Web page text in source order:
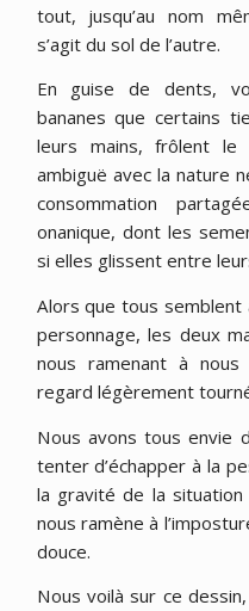
tout, jusqu’au nom
s’agit du sol de l’autre.
En guise de dents,
bananes que certains
leurs mains, frôlent
ambiguë avec la nature
consommation
onanique, dont les
si elles glissent entre
Alors que tous
personnage, les deux
nous ramenant à
regard légèrement
Nous avons tous envie
tenter d’échapper à la
la gravité de la situation
nous ramène à
douce.
Nous voilà sur ce